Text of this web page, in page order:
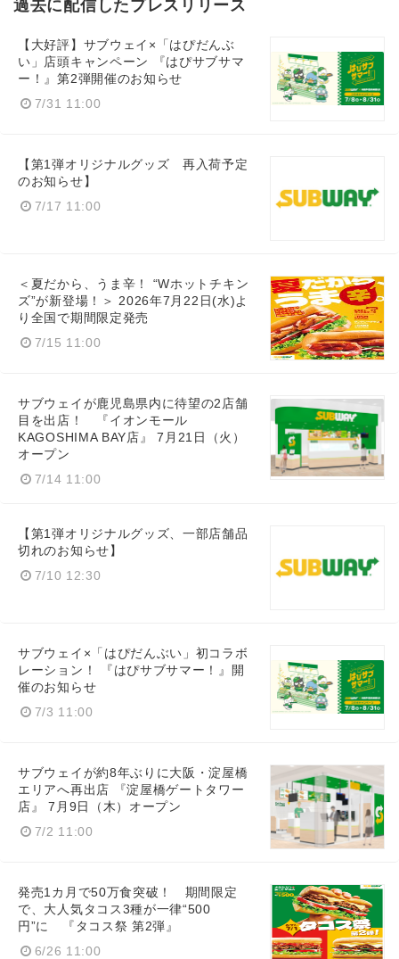
過去に配信したプレスリリース
【大好評】サブウェイ×「はぴだんぶ
い」店頭キャンペーン 『はぴサブサマ
ー！』第2弾開催のお知らせ
7/31 11:00
【第1弾オリジナルグッズ 再入荷予定
のお知らせ】
7/17 11:00
＜夏だから、うま辛！ “Wホットチキン
ズ”が新登場！＞ 2026年7月22日(水)よ
り全国で期間限定発売
7/15 11:00
サブウェイが鹿児島県内に待望の2店舗
目を出店！ 『イオンモール
KAGOSHIMA BAY店』 7月21日（火）
オープン
7/14 11:00
【第1弾オリジナルグッズ、一部店舗品
切れのお知らせ】
7/10 12:30
サブウェイ×「はぴだんぶい」初コラボ
レーション！ 『はぴサブサマー！』開
催のお知らせ
7/3 11:00
サブウェイが約8年ぶりに大阪・淀屋橋
エリアへ再出店 『淀屋橋ゲートタワー
店』 7月9日（木）オープン
7/2 11:00
発売1カ月で50万食突破！ 期間限定
で、大人気タコス3種が一律“500
円”に 『タコス祭 第2弾』
6/26 11:00